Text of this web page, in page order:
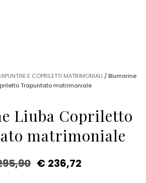
E COPRILETTI MATRIMONIALI / Blumarine
Trapuntato matrimoniale
Liuba Copriletto
matrimoniale
€ 236,72